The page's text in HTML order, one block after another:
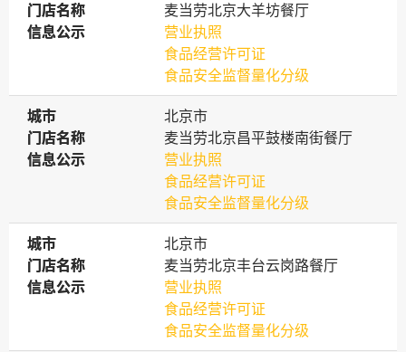
门店名称
门店名称
麦当劳北京大羊坊餐厅
信息公示
信息公示
营业执照
食品经营许可证
食品安全监督量化分级
城市
城市
北京市
门店名称
门店名称
麦当劳北京昌平鼓楼南街餐厅
信息公示
信息公示
营业执照
食品经营许可证
食品安全监督量化分级
城市
城市
北京市
门店名称
门店名称
麦当劳北京丰台云岗路餐厅
信息公示
信息公示
营业执照
食品经营许可证
食品安全监督量化分级